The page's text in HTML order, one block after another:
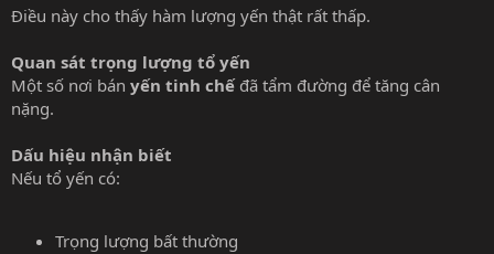
Điều này cho thấy hàm lượng yến thật rất thấp.
Quan sát trọng lượng tổ yến
Một số nơi bán yến tinh chếđã tẩm đường để tăng cân
nặng.
Dấu hiệu nhận biết
Nếu tổ yến có:
Trọng lượng bất thường